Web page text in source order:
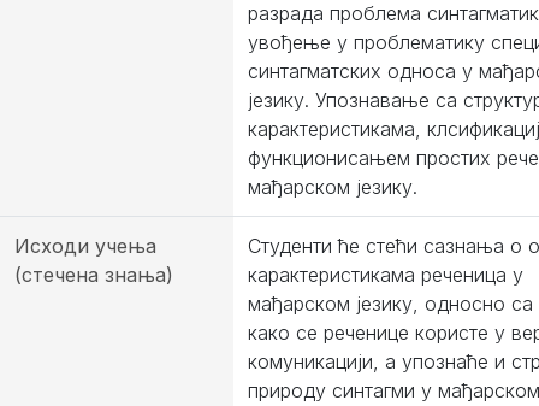
разрада проблема
увођење у проблематику
синтагматских односа у
језику. Упознавање са
карактеристикама,
функционисањем простих
мађарском језику.
Исходи учења
(стечена знања)
Студенти ће стећи сазнања о
карактеристикама реченица у
мађарском језику, односно
како се реченице користе у
комуникацији, а упознаће и
природу синтагми у мађарском